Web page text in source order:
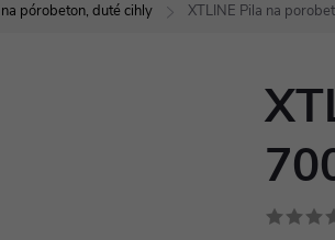
pórobeton, duté cihly XTLINE Pila na